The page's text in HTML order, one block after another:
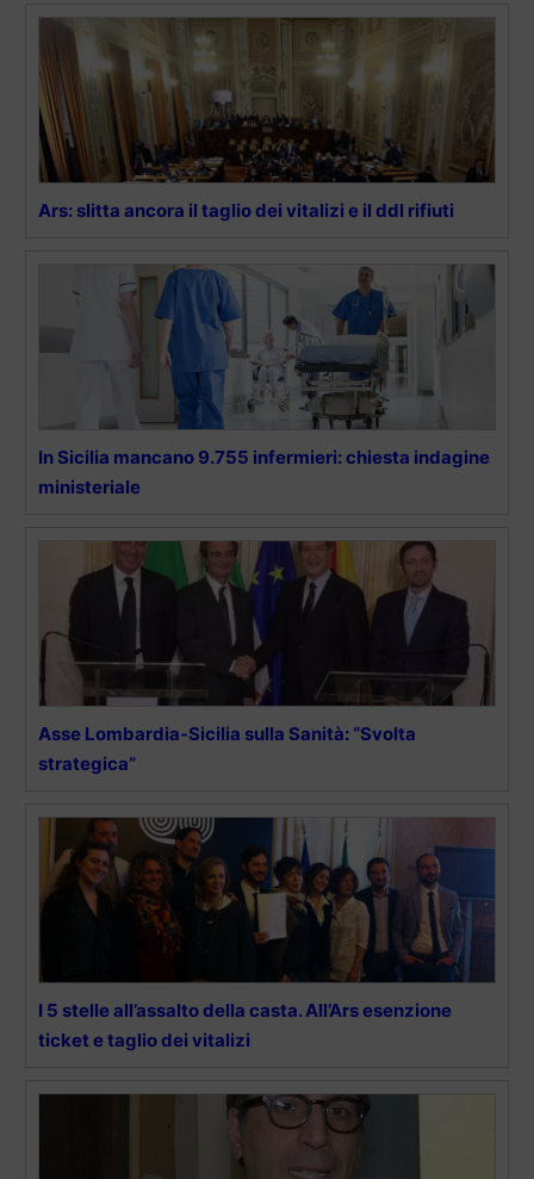
Ars: slitta ancora il taglio dei vitalizi e il ddl rifiuti
In Sicilia mancano 9.755 infermieri: chiesta indagine
ministeriale
Asse Lombardia-Sicilia sulla Sanità: “Svolta
strategica”
I 5 stelle all’assalto della casta. All’Ars esenzione
ticket e taglio dei vitalizi